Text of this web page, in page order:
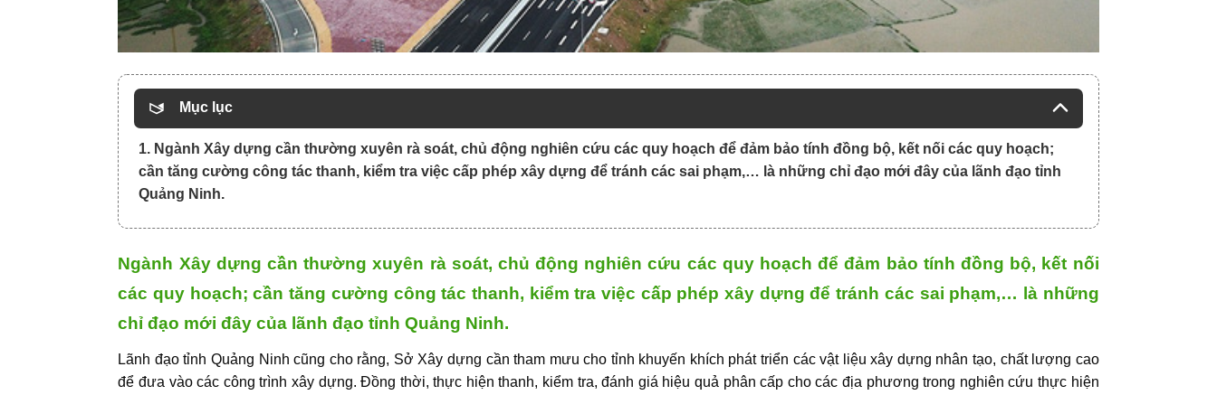
Mục lục
1. Ngành Xây dựng cần thường xuyên rà soát, chủ động nghiên cứu các quy hoạch để đảm bảo tính đồng bộ, kết nối các quy hoạch;
cần tăng cường công tác thanh, kiểm tra việc cấp phép xây dựng để tránh các sai phạm,… là những chỉ đạo mới đây của lãnh đạo tỉnh
Quảng Ninh.
Ngành Xây dựng cần thường xuyên rà soát, chủ động nghiên cứu các quy hoạch để đảm bảo tính đồng bộ, kết nối
các quy hoạch; cần tăng cường công tác thanh, kiểm tra việc cấp phép xây dựng để tránh các sai phạm,… là những
chỉ đạo mới đây của lãnh đạo tỉnh Quảng Ninh.
Lãnh đạo tỉnh Quảng Ninh cũng cho rằng, Sở Xây dựng cần tham mưu cho tỉnh khuyến khích phát triển các vật liệu xây dựng nhân tạo, chất lượng cao
để đưa vào các công trình xây dựng. Đồng thời, thực hiện thanh, kiểm tra, đánh giá hiệu quả phân cấp cho các địa phương trong nghiên cứu thực hiện